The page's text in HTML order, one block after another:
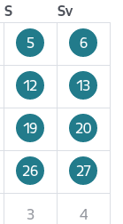
S
Sv
5 6
12 13
19 20
26 27
3 4